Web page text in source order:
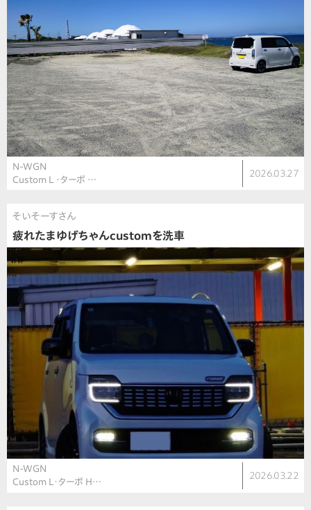
N-WGN
Custom L ・ターボ …
2026.03.27
そいそーすさん
疲れたまゆげちゃんcustomを洗車
N-WGN
Custom L・ターボ H…
2026.03.22